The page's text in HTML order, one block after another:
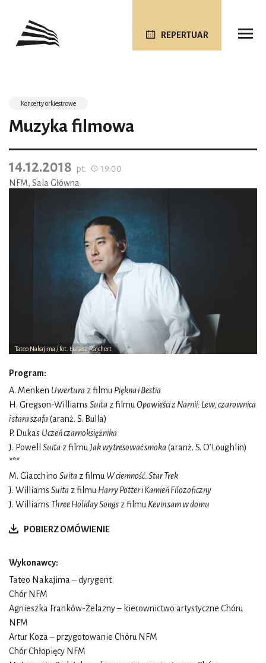
REPERTUAR
Tateo Nakajima / fot. Łukasz Rajchert
Koncerty orkiestrowe
Muzyka filmowa
14.12.2018 pt.
19:00
NFM, Sala Główna
Program:
A. Menken Uwertura z filmu Piękna i Bestia
H. Gregson-Williams Suita z filmu Opowieści z Narnii: Lew, czarownica
i stara szafa(aranż. S. Bulla)
P. Dukas Uczeń czarnoksiężnika
J. Powell Suita z filmu Jak wytresować smoka(aranż. S. O’Loughlin)
***
M. Giacchino Suita z filmu W ciemność. Star Trek
J. Williams Suita z filmu Harry Potter i Kamień Filozoficzny
J. Williams Three Holiday Songs z filmu Kevin sam w domu
POBIERZ OMÓWIENIE
Wykonawcy:
Tateo Nakajima – dyrygent
Chór NFM
Agnieszka Franków-Żelazny– kierownictwo artystyczne Chóru
NFM
Artur Koza – przygotowanie Chóru NFM
Chór Chłopięcy NFM